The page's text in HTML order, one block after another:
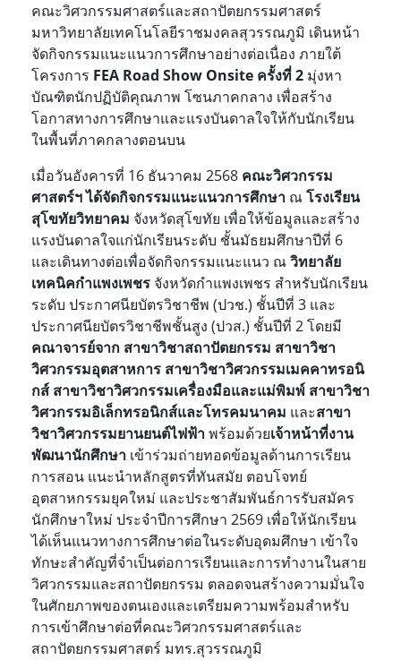
คณะวิศวกรรมศาสตร์และสถาปัตยกรรมศาสตร์
มหาวิทยาลัยเทคโนโลยีราชมงคลสุวรรณภูมิ เดินหน้า
จัดกิจกรรมแนะแนวการศึกษาอย่างต่อเนื่อง ภายใต้
โครงการ FEA Road Show Onsite ครั้งที่ 2 มุ่งหา
บัณฑิตนักปฏิบัติคุณภาพ โซนภาคกลาง เพื่อสร้าง
โอกาสทางการศึกษาและแรงบันดาลใจให้กับนักเรียน
ในพื้นที่ภาคกลางตอนบน
เมื่อวันอังคารที่ 16 ธันวาคม 2568 คณะวิศวกรรม
ศาสตร์ฯ ได้จัดกิจกรรมแนะแนวการศึกษา ณโรงเรียน
สุโขทัยวิทยาคม จังหวัดสุโขทัย เพื่อให้ข้อมูลและสร้าง
แรงบันดาลใจแก่นักเรียนระดับ ชั้นมัธยมศึกษาปีที่ 6
และเดินทางต่อเพื่อจัดกิจกรรมแนะแนว ณวิทยาลัย
เทคนิคกำแพงเพชร จังหวัดกำแพงเพชร สำหรับนักเรียน
ระดับ ประกาศนียบัตรวิชาชีพ (ปวช.) ชั้นปีที่ 3 และ
ประกาศนียบัตรวิชาชีพชั้นสูง (ปวส.) ชั้นปีที่ 2 โดยมี
คณาจารย์จาก สาขาวิชาสถาปัตยกรรม สาขาวิชา
วิศวกรรมอุตสาหการ สาขาวิชาวิศวกรรมเมคคาทรอนิ
กส์ สาขาวิชาวิศวกรรมเครื่องมือและแม่พิมพ์ สาขาวิชา
วิศวกรรมอิเล็กทรอนิกส์และโทรคมนาคม และสาขา
วิชาวิศวกรรมยานยนต์ไฟฟ้าพร้อมด้วยเจ้าหน้าที่งาน
พัฒนานักศึกษา เข้าร่วมถ่ายทอดข้อมูลด้านการเรียน
การสอน แนะนำหลักสูตรที่ทันสมัย ตอบโจทย์
อุตสาหกรรมยุคใหม่ และประชาสัมพันธ์การรับสมัคร
นักศึกษาใหม่ ประจำปีการศึกษา 2569 เพื่อให้นักเรียน
ได้เห็นแนวทางการศึกษาต่อในระดับอุดมศึกษา เข้าใจ
ทักษะสำคัญที่จำเป็นต่อการเรียนและการทำงานในสาย
วิศวกรรมและสถาปัตยกรรม ตลอดจนสร้างความมั่นใจ
ในศักยภาพของตนเองและเตรียมความพร้อมสำหรับ
การเข้าศึกษาต่อที่คณะวิศวกรรมศาสตร์และ
สถาปัตยกรรมศาสตร์ มทร.สุวรรณภูมิ